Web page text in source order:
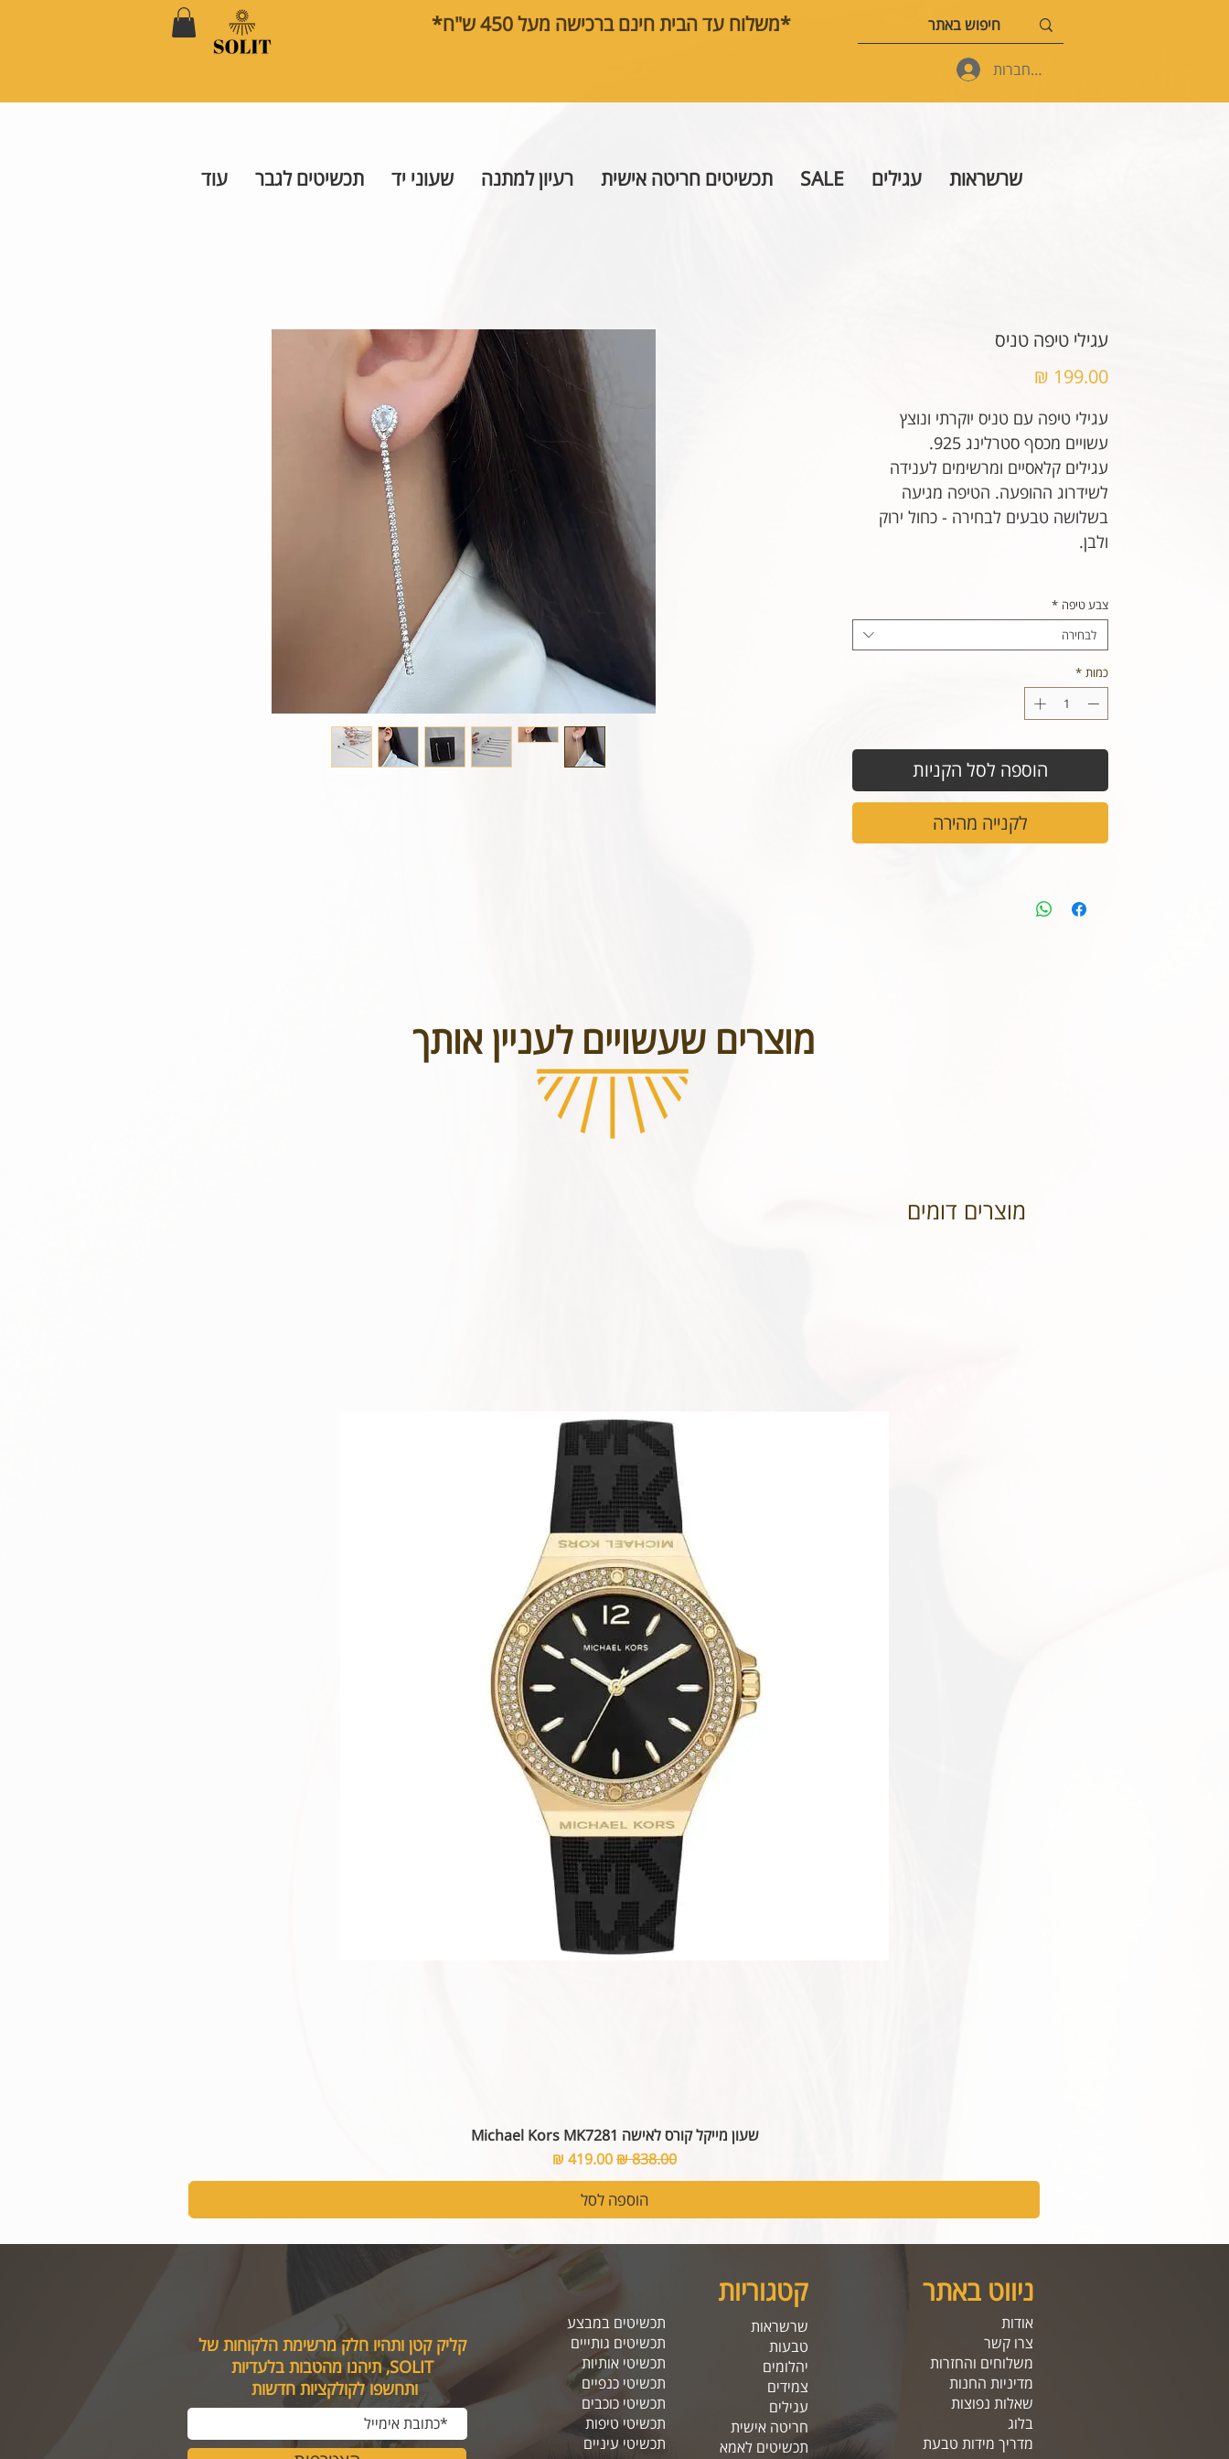
*משלוח עד הבית חינם ברכישה מעל 450 ש"ח*
להתחברות
שרשראות עגילים SALE תכשיטים חריטה אישית רעיון למתנה שעוני יד תכשיטים לגבר עוד
עגילי טיפה טניס
עגילי טיפה עם טניס יוקרתי ונוצץ
עשויים מכסף סטרלינג 925.
עגילים קלאסיים ומרשימים לענידה
לשידרוג ההופעה. הטיפה מגיעה
בשלושה טבעים לבחירה - כחול ירוק
ולבן.
צבע טיפה *
לבחירה
כמות *
הוספה לסל הקניות
לקנייה מהירה
מוצרים שעשויים לעניין אותך
מוצרים דומים
שעון מייקל קורס לאישה Michael Kors MK7281
מחיר רגיל מחיר מבצע
הוספה לסל
קטגוריות ניווט באתר
קליק קטן ותהיו חלק מרשימת הלקוחות של
SOLIT, תיהנו מהטבות בלעדיות
ותחשפו לקולקציות חדשות
שרשראות
טבעות
יהלומים
צמידים
עגילים
חריטה אישית
תכשיטים לאמא
תכשיטים במבצע
תכשיטים גותייים
תכשיטי אותיות
תכשיטי כנפיים
תכשיטי כוכבים
תכשיטי טיפות
תכשיטי עיניים
אודות
צרו קשר
משלוחים והחזרות
מדיניות החנות
שאלות נפוצות
בלוג
מדריך מידות טבעת